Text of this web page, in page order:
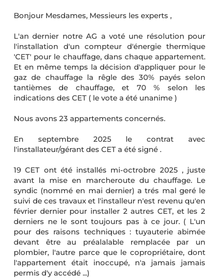
Bonjour Mesdames, Messieurs les experts ,
L'an dernier notre AG a voté une résolution pour
l'installation d'un compteur d'énergie thermique
'CET' pour le chauffage, dans chaque appartement.
Et en même temps la décision d'appliquer pour le
gaz de chauffage la rêgle des 30% payés selon
tantièmes de chauffage, et 70 % selon les
indications des CET ( le vote a été unanime )
Nous avons 23 appartements concernés.
En septembre 2025 le contrat avec
l'installateur/gérant des CET a été signé .
19 CET ont été installés mi-octrobre 2025 , juste
avant la mise en marcheroute du chauffage. Le
syndic (nommé en mai dernier) a trés mal geré le
suivi de ces travaux et l'installeur n'est revenu qu'en
février dernier pour installer 2 autres CET, et les 2
derniers ne le sont toujours pas à ce jour. ( L'un
pour des raisons techniques : tuyauterie abimée
devant être au préalalable remplacée par un
plombier, l'autre parce que le copropriétaire, dont
l'appartement était inoccupé, n'a jamais jamais
permis d'y accédé ...)